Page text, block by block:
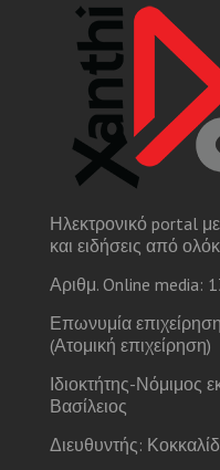
Ηλεκτρονικό portal
και ειδήσεις από
Αριθμ. Online media:
Επωνυμία
(Ατομική επιχείρηση)
Ιδιοκτήτης-
Βασίλειος
Διευθυντής: